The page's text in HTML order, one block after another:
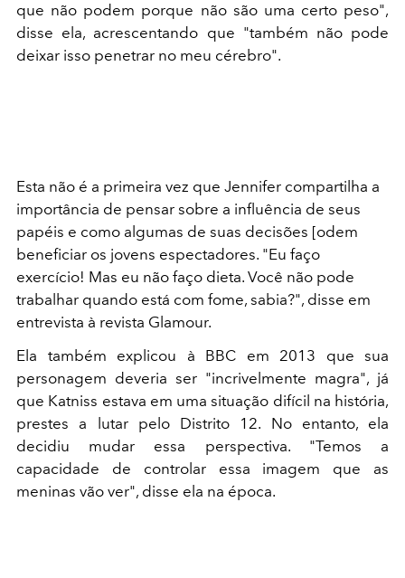
que não podem porque não são uma certo peso",
disse ela, acrescentando que "também não pode
deixar isso penetrar no meu cérebro".
Esta não é a primeira vez que Jennifer compartilha a
importância de pensar sobre a influência de seus
papéis e como algumas de suas decisões [odem
beneficiar os jovens espectadores. "Eu faço
exercício! Mas eu não faço dieta. Você não pode
trabalhar quando está com fome, sabia?", disse em
entrevista à revista Glamour.
Ela também explicou à BBC em 2013 que sua
personagem deveria ser "incrivelmente magra", já
que Katniss estava em uma situação difícil na história,
prestes a lutar pelo Distrito 12. No entanto, ela
decidiu mudar essa perspectiva. "Temos a
capacidade de controlar essa imagem que as
meninas vão ver", disse ela na época.